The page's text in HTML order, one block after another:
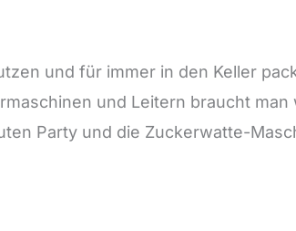
und für immer in den Keller
und Leitern braucht
Party und die Zuckerwatte-